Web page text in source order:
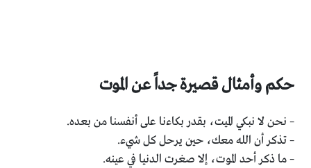
حكم وأمثال قصيرة جداً عن الموت
– نحن لا نبكي الميت، بقدر بكاءنا على أنفسنا من بعده.
– تذكر أن الله معك، حين يرحل كل شيء.
– ما ذكر أحد الموت، إلا صغرت الدنيا في عينه.